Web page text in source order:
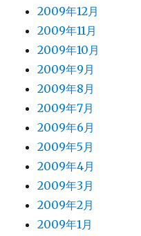
2009年12月
2009年11月
2009年10月
2009年9月
2009年8月
2009年7月
2009年6月
2009年5月
2009年4月
2009年3月
2009年2月
2009年1月